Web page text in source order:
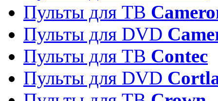
Пульты для ТВ
Пульты для DVD
Пульты для ТВ Contec
Пульты для DVD